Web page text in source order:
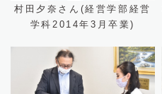
村田夕奈さん(経営学部経営
学科2014年3月卒業)